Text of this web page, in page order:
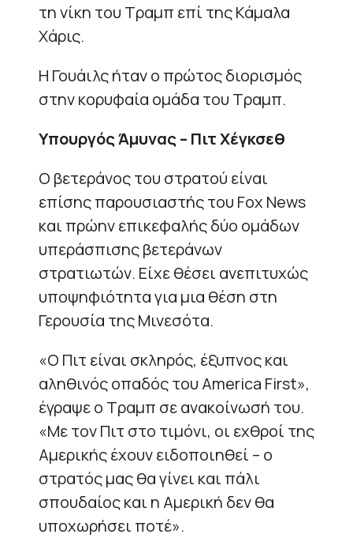
τη νίκη του Τραμπ επί της Κάμαλα
Χάρις.
Η Γουάιλς ήταν ο πρώτος διορισμός
στην κορυφαία ομάδα του Τραμπ.
Υπουργός Άμυνας – Πιτ Χέγκσεθ
Ο βετεράνος του στρατού είναι
επίσης παρουσιαστής του Fox News
και πρώην επικεφαλής δύο ομάδων
υπεράσπισης βετεράνων
στρατιωτών. Είχε θέσει ανεπιτυχώς
υποψηφιότητα για μια θέση στη
Γερουσία της Μινεσότα.
«Ο Πιτ είναι σκληρός, έξυπνος και
αληθινός οπαδός του America First»,
έγραψε ο Τραμπ σε ανακοίνωσή του.
«Με τον Πιτ στο τιμόνι, οι εχθροί της
Αμερικής έχουν ειδοποιηθεί – ο
στρατός μας θα γίνει και πάλι
σπουδαίος και η Αμερική δεν θα
υποχωρήσει ποτέ».